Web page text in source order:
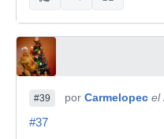
#39 por Carmelopec el
#37